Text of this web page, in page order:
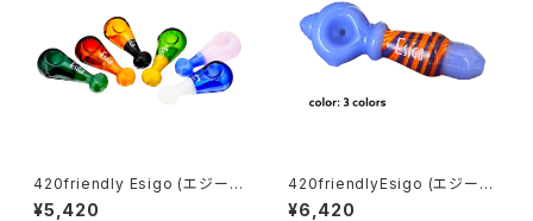
420friendly Esigo (エジー
ゴ) - ミニスプーン ガラスパイプ
¥5,420
420friendlyEsigo (エジーゴ)
-ウィグワグ ガラスパイプ
¥6,420